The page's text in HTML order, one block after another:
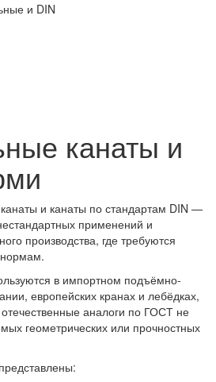
и DIN
канаты и
и канаты по стандартам DIN —
применений и
производства, где требуются
в импортном подъёмно-
европейских кранах и лебёдках,
отечественные аналоги по ГОСТ не
геометрических или прочностных